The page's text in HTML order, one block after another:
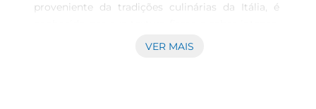
proveniente da tradições culinárias da Itália, é
que combina perfeitamente em diversas
VER MAIS